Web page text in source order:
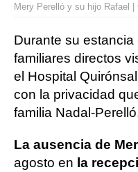
Mery Perelló y su hijo Rafael |
Durante su
familiares directos
el Hospital
con la privacidad
familia Nadal-
La ausencia de
agosto en la